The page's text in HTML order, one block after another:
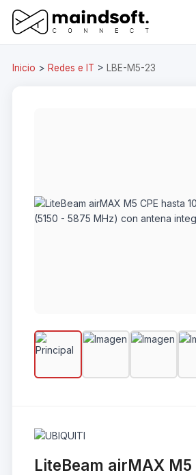
Inicio > Redes e IT > LBE-M5-23
LiteBeam airMAX M5